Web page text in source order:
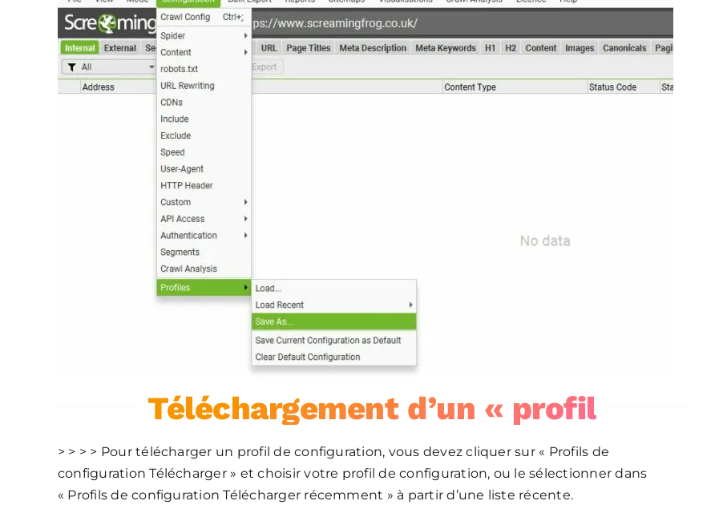
Téléchargement d’un « profil
> > > > Pour télécharger un profil de configuration, vous devez cliquer sur « Profils de
configuration Télécharger » et choisir votre profil de configuration, ou le sélectionner dans
« Profils de configuration Télécharger récemment » à partir d’une liste récente.